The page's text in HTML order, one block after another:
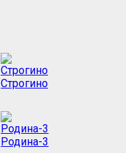
Строгино
Родина-3